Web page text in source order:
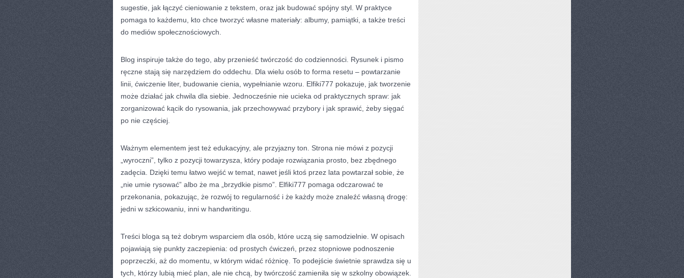
sugestie, jak łączyć cieniowanie z tekstem, oraz jak budować spójny styl. W praktyce
pomaga to każdemu, kto chce tworzyć własne materiały: albumy, pamiątki, a także treści
do mediów społecznościowych.
Blog inspiruje także do tego, aby przenieść twórczość do codzienności. Rysunek i pismo
ręczne stają się narzędziem do oddechu. Dla wielu osób to forma resetu – powtarzanie
linii, ćwiczenie liter, budowanie cienia, wypełnianie wzoru. Elfiki777 pokazuje, jak tworzenie
może działać jak chwila dla siebie. Jednocześnie nie ucieka od praktycznych spraw: jak
zorganizować kącik do rysowania, jak przechowywać przybory i jak sprawić, żeby sięgać
po nie częściej.
Ważnym elementem jest też edukacyjny, ale przyjazny ton. Strona nie mówi z pozycji
„wyroczni”, tylko z pozycji towarzysza, który podaje rozwiązania prosto, bez zbędnego
zadęcia. Dzięki temu łatwo wejść w temat, nawet jeśli ktoś przez lata powtarzał sobie, że
„nie umie rysować” albo że ma „brzydkie pismo”. Elfiki777 pomaga odczarować te
przekonania, pokazując, że rozwój to regularność i że każdy może znaleźć własną drogę:
jedni w szkicowaniu, inni w handwritingu.
Treści bloga są też dobrym wsparciem dla osób, które uczą się samodzielnie. W opisach
pojawiają się punkty zaczepienia: od prostych ćwiczeń, przez stopniowe podnoszenie
poprzeczki, aż do momentu, w którym widać różnicę. To podejście świetnie sprawdza się u
tych, którzy lubią mieć plan, ale nie chcą, by twórczość zamieniła się w szkolny obowiązek.